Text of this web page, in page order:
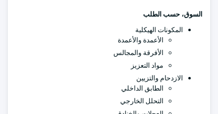
السوق، حسب الطلب
المكونات الهيكلية
الأعمدة والأعمدة
الأفرقة والمجالس
مواد التعزيز
الازدحام والتزيين
الطابق الداخلي
التحلل الخارجي